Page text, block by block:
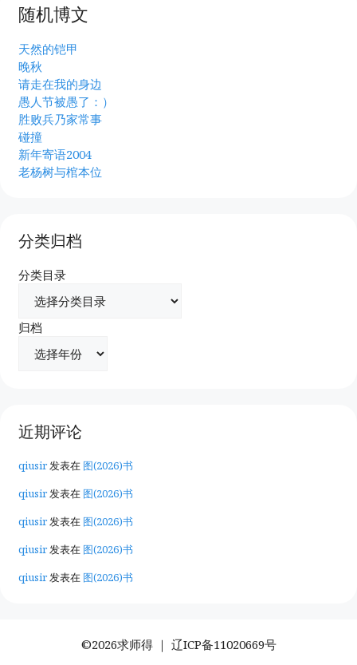
随机博文
天然的铠甲
晚秋
请走在我的身边
愚人节被愚了：）
胜败兵乃家常事
碰撞
新年寄语2004
老杨树与棺本位
分类归档
分类目录
归档
近期评论
qiusir发表在 图(2026)书
qiusir发表在 图(2026)书
qiusir发表在 图(2026)书
qiusir发表在 图(2026)书
qiusir发表在 图(2026)书
©2026求师得 ｜ 辽ICP备11020669号